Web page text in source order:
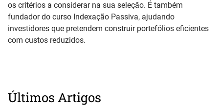
os critérios a considerar na sua seleção. É também
fundador do curso Indexação Passiva, ajudando
investidores que pretendem construir portefólios eficientes
com custos reduzidos.
Últimos Artigos